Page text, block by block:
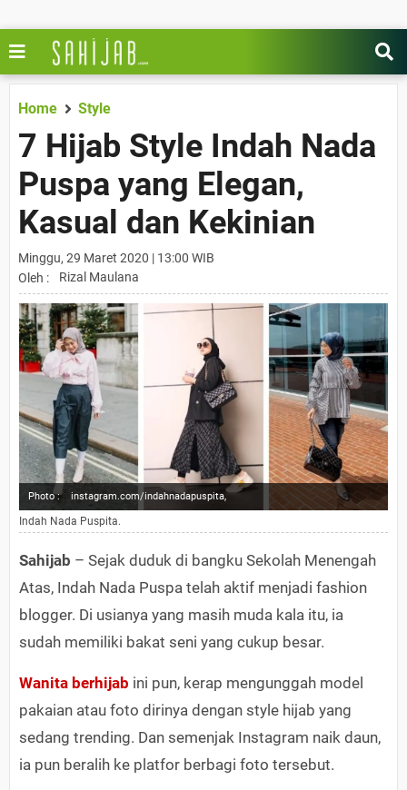
Home Style
7 Hijab Style Indah Nada
Puspa yang Elegan,
Kasual dan Kekinian
Minggu, 29 Maret 2020 | 13:00 WIB
Oleh :
Rizal Maulana
Photo : instagram.com/indahnadapuspita,
Indah Nada Puspita.
Sahijab – Sejak duduk di bangku Sekolah Menengah
Atas, Indah Nada Puspa telah aktif menjadi fashion
blogger. Di usianya yang masih muda kala itu, ia
sudah memiliki bakat seni yang cukup besar.
Wanita berhijab ini pun, kerap mengunggah model
pakaian atau foto dirinya dengan style hijab yang
sedang trending. Dan semenjak Instagram naik daun,
ia pun beralih ke platfor berbagi foto tersebut.